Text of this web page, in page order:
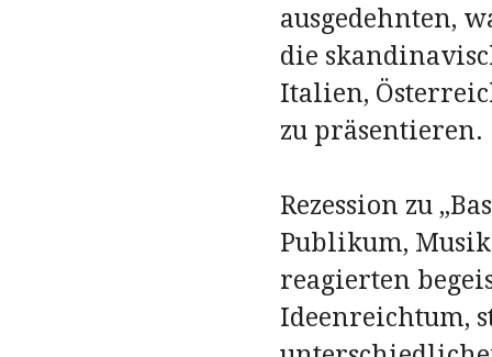
ausgedehnten,
die
Italien,
zu präsentieren.
Rezession zu
Publikum,
reagierten
Ideenreichtum,